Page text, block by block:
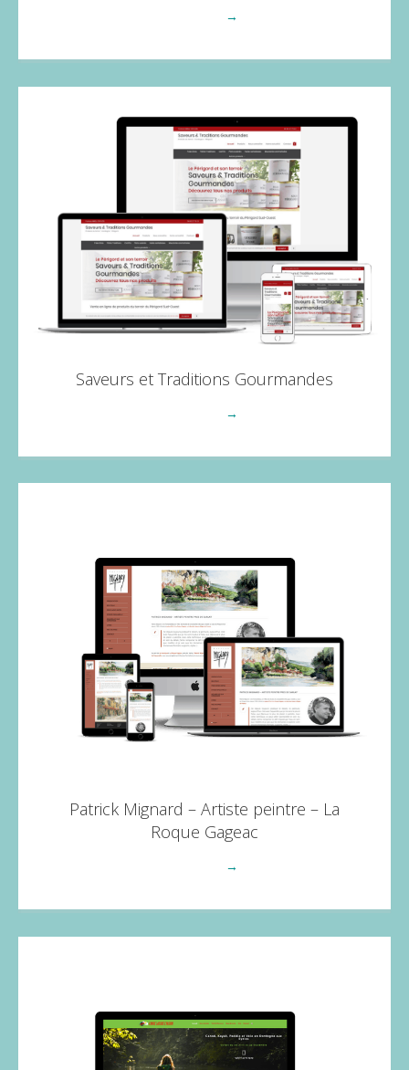
→
Saveurs et Traditions Gourmandes
→
Patrick Mignard – Artiste peintre – La
Roque Gageac
→